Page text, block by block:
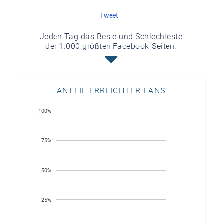
Tweet
Jeden Tag das Beste und Schlechteste
der 1.000 größten Facebook-Seiten.
ANTEIL ERREICHTER FANS
25%
50%
75%
100%